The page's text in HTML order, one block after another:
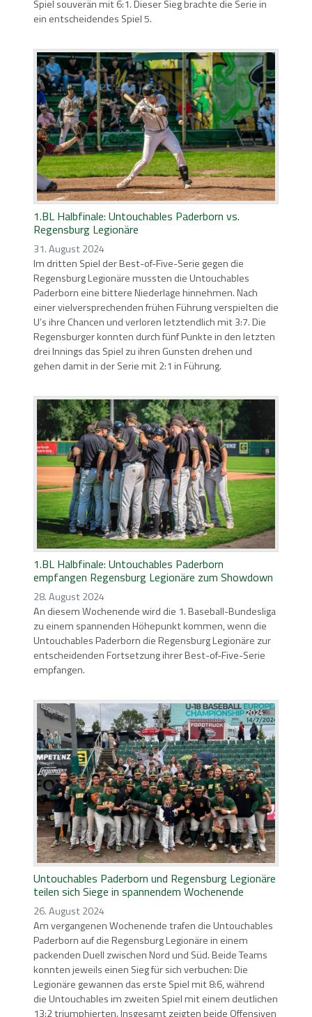
Spiel souverän mit 6:1. Dieser Sieg brachte die Serie in
ein entscheidendes Spiel 5.
1.BL Halbfinale: Untouchables Paderborn vs.
Regensburg Legionäre
31. August 2024
Im dritten Spiel der Best-of-Five-Serie gegen die
Regensburg Legionäre mussten die Untouchables
Paderborn eine bittere Niederlage hinnehmen. Nach
einer vielversprechenden frühen Führung verspielten die
U’s ihre Chancen und verloren letztendlich mit 3:7. Die
Regensburger konnten durch fünf Punkte in den letzten
drei Innings das Spiel zu ihren Gunsten drehen und
gehen damit in der Serie mit 2:1 in Führung.
1.BL Halbfinale: Untouchables Paderborn
empfangen Regensburg Legionäre zum Showdown
28. August 2024
An diesem Wochenende wird die 1. Baseball-Bundesliga
zu einem spannenden Höhepunkt kommen, wenn die
Untouchables Paderborn die Regensburg Legionäre zur
entscheidenden Fortsetzung ihrer Best-of-Five-Serie
empfangen.
Untouchables Paderborn und Regensburg Legionäre
teilen sich Siege in spannendem Wochenende
26. August 2024
Am vergangenen Wochenende trafen die Untouchables
Paderborn auf die Regensburg Legionäre in einem
packenden Duell zwischen Nord und Süd. Beide Teams
konnten jeweils einen Sieg für sich verbuchen: Die
Legionäre gewannen das erste Spiel mit 8:6, während
die Untouchables im zweiten Spiel mit einem deutlichen
13:2 triumphierten. Insgesamt zeigten beide Offensiven